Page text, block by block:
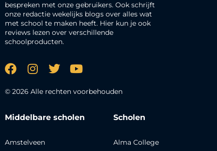
bespreken met onze gebruikers. Ook schrijft
onze redactie wekelijks blogs over alles wat
met school te maken heeft. Hier kun je ook
reviews lezen over verschillende
schoolproducten.
© 2026 Alle rechten voorbehouden
Middelbare scholen
Amstelveen
Scholen
Alma College